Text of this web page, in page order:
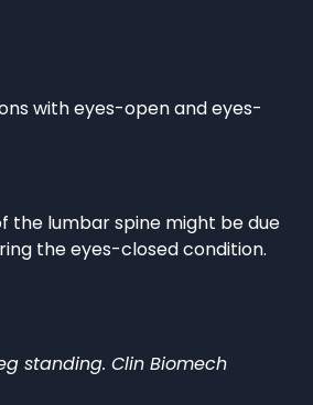
with eyes-open and eyes-
the lumbar spine might be due
the eyes-closed condition.
standing. Clin Biomech